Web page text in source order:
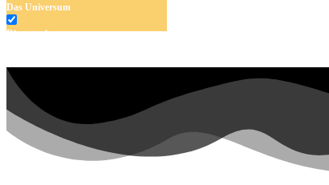
Das Universum
Dinosaurier
Frühling und Ostern
Halloween und Herbst
Haus und Wohnen